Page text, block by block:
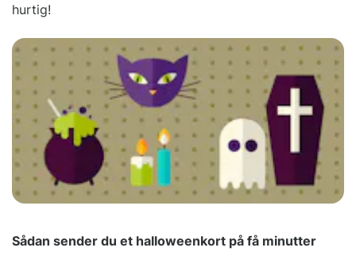
hurtig!
Sådan sender du et halloweenkort på få minutter